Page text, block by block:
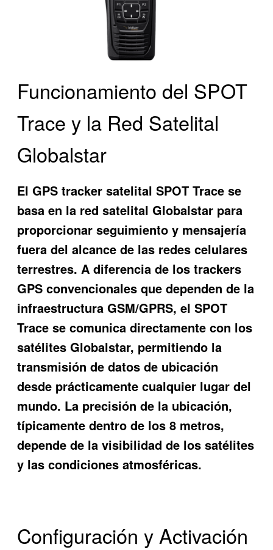
Funcionamiento del SPOT
Trace y la Red Satelital
Globalstar
El GPS tracker satelital SPOT Trace se
basa en la red satelital Globalstar para
proporcionar seguimiento y mensajería
fuera del alcance de las redes celulares
terrestres. A diferencia de los trackers
GPS convencionales que dependen de la
infraestructura GSM/GPRS, el SPOT
Trace se comunica directamente con los
satélites Globalstar, permitiendo la
transmisión de datos de ubicación
desde prácticamente cualquier lugar del
mundo. La precisión de la ubicación,
típicamente dentro de los 8 metros,
depende de la visibilidad de los satélites
y las condiciones atmosféricas.
Configuración y Activación